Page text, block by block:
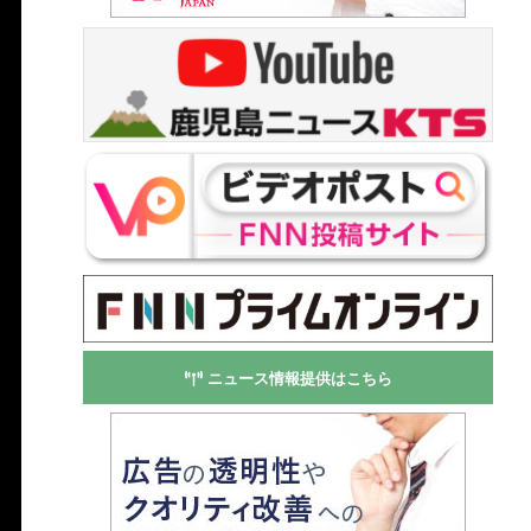
ニュース情報提供はこちら